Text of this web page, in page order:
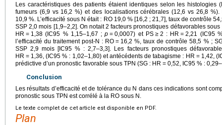
Les caractéristiques des patients étaient identiques selon les histologies
fumeurs (6,9 vs 16,2 %) et des localisations cérébrales (12,6 vs 26,8
10,9 %. L’efficacité sous N était : RO 19,0 % [16,2 ; 21,7], taux de contrôle
SSP 2,0 mois [1,9–2,2]. On notait 2 facteurs pronostiques défavorables
HR = 1,38 (IC95 % 1,15–1,67 ;p = 0,0007) et PS ≥ 2 : HR = 2,21 (IC95
l’efficacité du traitement post-N : RO = 16,2 %, taux de contrôle 58,5 % ;
SSP 2,9 mois [IC95 % : 2,7–3,3]. Les facteurs pronostiques
HR = 1,36, (IC95 % : 1,02–1,80) et antécédents de tabagisme : HR = 1,42,
prédictive d’un pronostic favorable sous TPN (SG : HR = 0,52, IC95 % :
Conclusion
Les résultats d’efficacité et de tolérance du N dans ces indications sont
pronostic sous TPN est corrélé à la RO sous N.
Le texte complet de cet article est disponible en PDF.
Plan